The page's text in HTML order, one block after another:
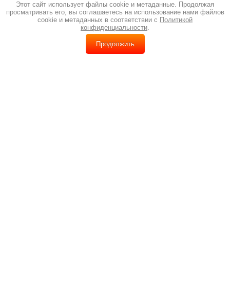
Этот сайт использует файлы cookie и метаданные. Продолжая
просматривать его, вы соглашаетесь на использование нами файлов
cookie и метаданных в соответствии с Политикой
конфиденциальности.
Продолжить